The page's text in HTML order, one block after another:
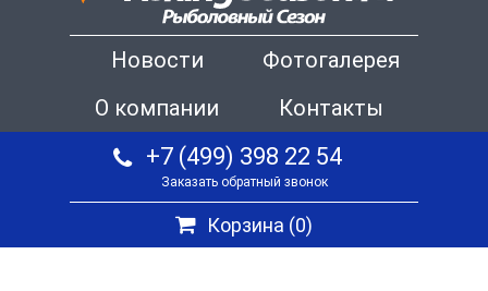
Новости
Фотогалерея
О компании
Контакты
+7 (499) 398 22 54
Заказать обратный звонок
Корзина (0)